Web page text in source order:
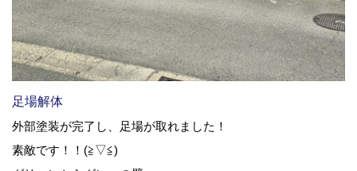
足場解体
外部塗装が完了し、足場が取れました！
素敵です！！(≧▽≦)